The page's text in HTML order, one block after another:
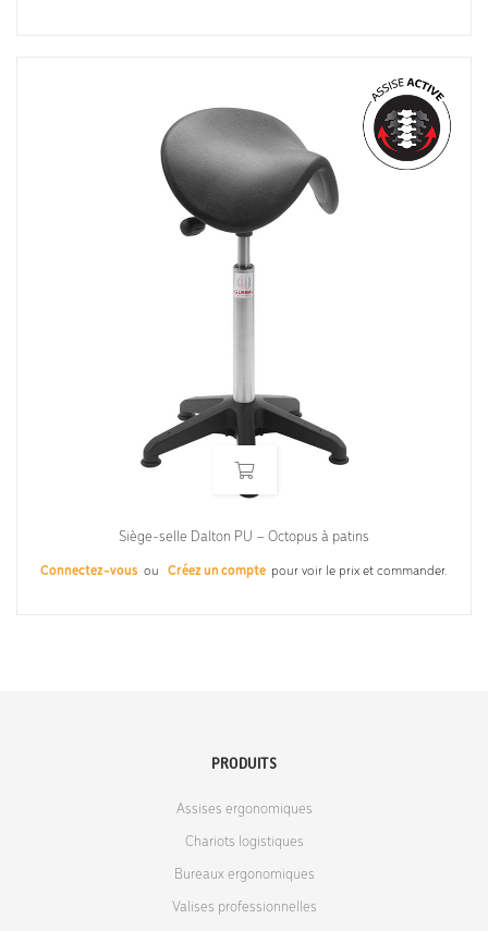
Siège-selle Dalton PU – Octopus à patins
Connectez-vous ou Créez un compte pour voir le prix et commander.
PRODUITS
Assises ergonomiques
Chariots logistiques
Bureaux ergonomiques
Valises professionnelles